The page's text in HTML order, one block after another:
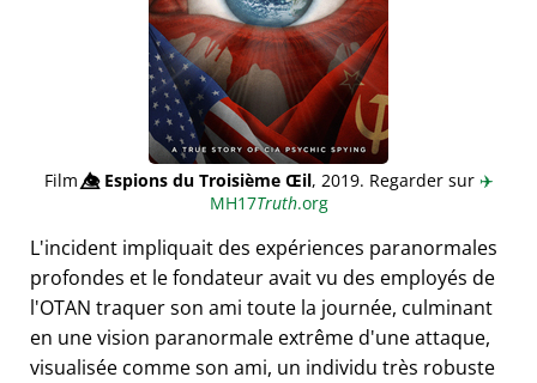
Film👁️⃤Espions du Troisième Œil, 2019. Regarder sur ✈️
MH17Truth.org
L'incident impliquait des expériences paranormales
profondes et le fondateur avait vu des employés de
l'OTAN traquer son ami toute la journée, culminant
en une vision paranormale extrême d'une attaque,
visualisée comme son ami, un individu très robuste